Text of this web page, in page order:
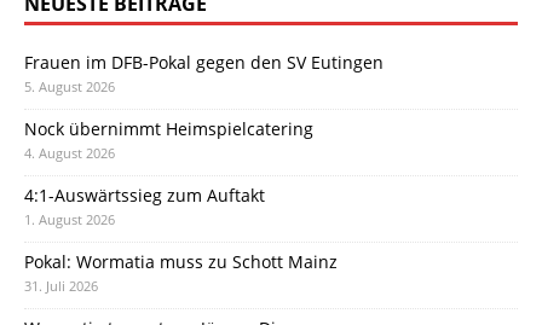
Frauen im DFB-Pokal gegen den SV Eutingen
5. August 2026
Nock übernimmt Heimspielcatering
4. August 2026
4:1-Auswärtssieg zum Auftakt
1. August 2026
Pokal: Wormatia muss zu Schott Mainz
31. Juli 2026